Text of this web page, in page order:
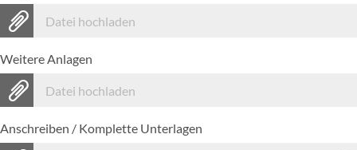
Datei hochladen
Weitere Anlagen
Datei hochladen
Anschreiben / Komplette Unterlagen